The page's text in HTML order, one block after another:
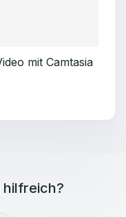
mit Camtasia
hilfreich?